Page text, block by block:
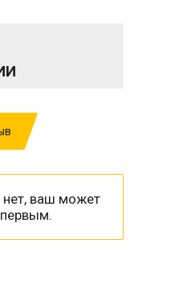
ваш может